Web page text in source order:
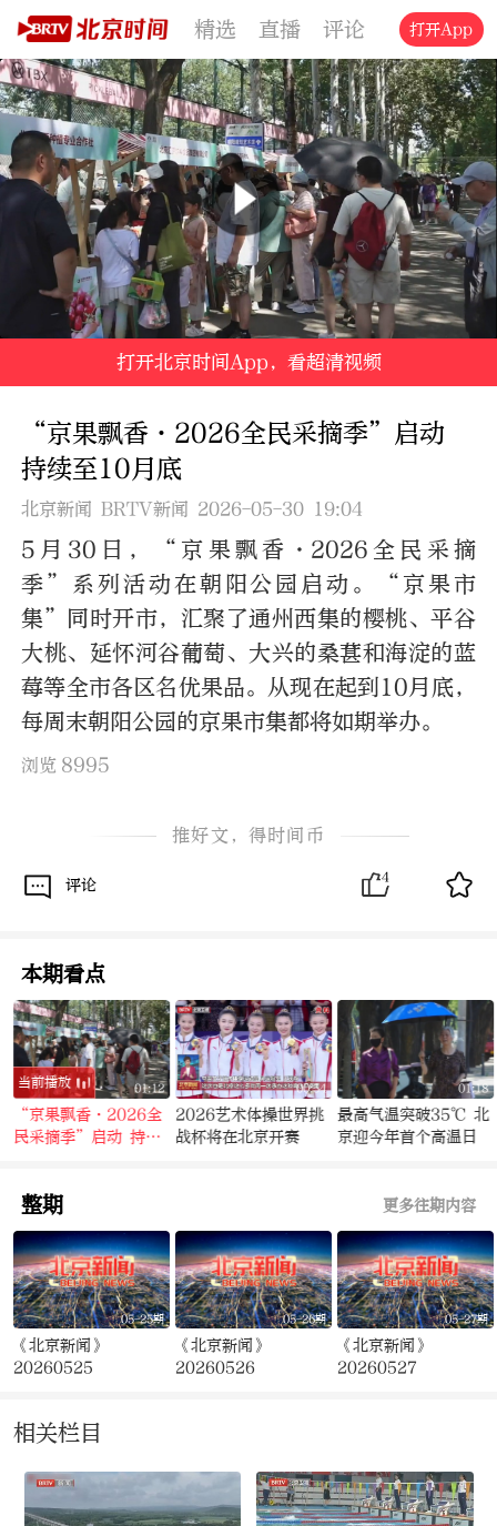
精选 直播 评论 交通 文旅
打开App
打开北京时间App，看超清视频
“京果飘香·2026全民采摘季”启动
持续至10月底
北京新闻 BRTV新闻 2026-05-30 19:04
5月30日，“京果飘香·2026全民采摘
季”系列活动在朝阳公园启动。“京果市
集”同时开市，汇聚了通州西集的樱桃、平谷
大桃、延怀河谷葡萄、大兴的桑葚和海淀的蓝
莓等全市各区名优果品。从现在起到10月底，
每周末朝阳公园的京果市集都将如期举办。
浏览 8995
推好文，得时间币
评论 4
本期看点
01:12
当前播放
“京果飘香·2026全
民采摘季”启动 持续
00:54
2026艺术体操世界挑
战杯将在北京开赛
01:18
最高气温突破35℃ 北
京迎今年首个高温日
整期 更多往期内容
05-25期
《北京新闻》
20260525
05-26期
《北京新闻》
20260526
05-27期
《北京新闻》
20260527
相关栏目